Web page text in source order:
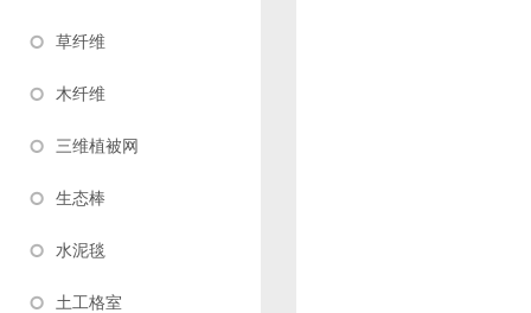
草纤维
木纤维
三维植被网
生态棒
水泥毯
土工格室